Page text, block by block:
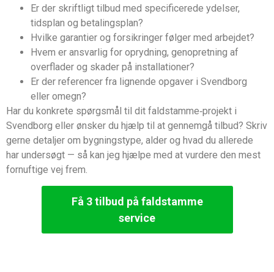
Er der skriftligt tilbud med specificerede ydelser,
tidsplan og betalingsplan?
Hvilke garantier og forsikringer følger med arbejdet?
Hvem er ansvarlig for oprydning, genopretning af
overflader og skader på installationer?
Er der referencer fra lignende opgaver i Svendborg
eller omegn?
Har du konkrete spørgsmål til dit faldstamme‑projekt i
Svendborg eller ønsker du hjælp til at gennemgå tilbud? Skriv
gerne detaljer om bygningstype, alder og hvad du allerede
har undersøgt — så kan jeg hjælpe med at vurdere den mest
fornuftige vej frem.
Få 3 tilbud på faldstamme
service